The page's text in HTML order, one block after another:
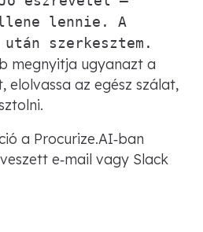
lennie. A
szerkesztem.
megnyitja ugyanazt a
elolvassa az egész szálat,
a Procurize.AI‑ban
e‑mail vagy Slack